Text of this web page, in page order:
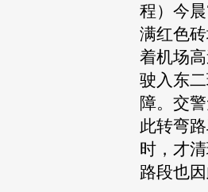
程）今
满红色
着机场
驶入东
障。交
此转弯
时，才
路段也